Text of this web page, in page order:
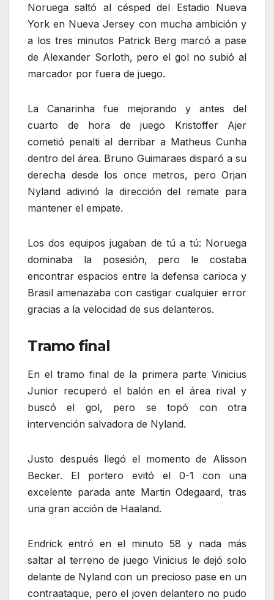
Noruega saltó al césped del Estadio Nueva
York en Nueva Jersey con mucha ambición y
a los tres minutos Patrick Berg marcó a pase
de Alexander Sorloth, pero el gol no subió al
marcador por fuera de juego.
La Canarinha fue mejorando y antes del
cuarto de hora de juego Kristoffer Ajer
cometió penalti al derribar a Matheus Cunha
dentro del área. Bruno Guimaraes disparó a su
derecha desde los once metros, pero Orjan
Nyland adivinó la dirección del remate para
mantener el empate.
Los dos equipos jugaban de tú a tú: Noruega
dominaba la posesión, pero le costaba
encontrar espacios entre la defensa carioca y
Brasil amenazaba con castigar cualquier error
gracias a la velocidad de sus delanteros.
Tramo final
En el tramo final de la primera parte Vinicius
Junior recuperó el balón en el área rival y
buscó el gol, pero se topó con otra
intervención salvadora de Nyland.
Justo después llegó el momento de Alisson
Becker. El portero evitó el 0-1 con una
excelente parada ante Martin Odegaard, tras
una gran acción de Haaland.
Endrick entró en el minuto 58 y nada más
saltar al terreno de juego Vinicius le dejó solo
delante de Nyland con un precioso pase en un
contraataque, pero el joven delantero no pudo